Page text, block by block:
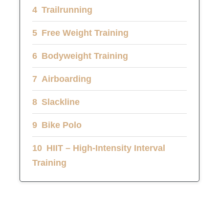
Trailrunning
Free Weight Training
Bodyweight Training
Airboarding
Slackline
Bike Polo
HIIT – High-Intensity Interval
Training